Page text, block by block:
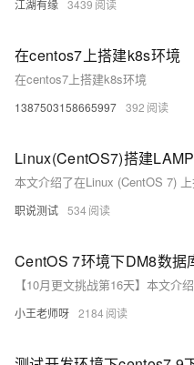
江湖有缘 3439
在centos7上搭建k8s环境
在centos7上搭建k8s环境
1387503158665997 392
Linux(CentOS7)搭建
职说测试 534
CentOS 7环境下DM8数据
小王老师呀 2184